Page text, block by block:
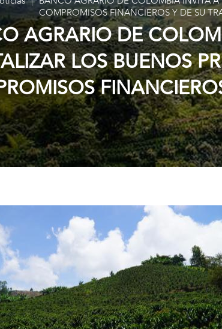
COMPROMISOS FINANCIEROS Y DE SU
AGRARIO DE
LOS BUENOS